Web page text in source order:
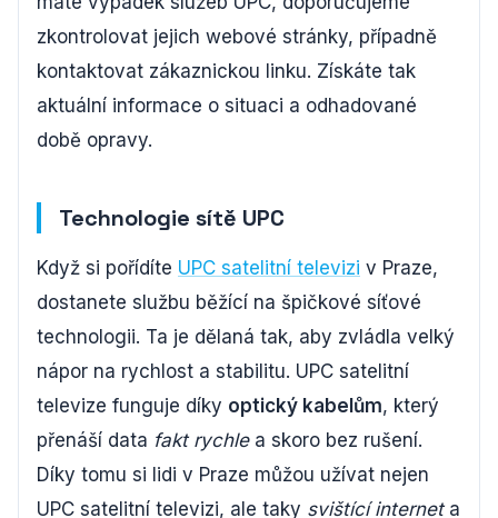
zkontrolovat jejich webové stránky, případně
kontaktovat zákaznickou linku. Získáte tak
aktuální informace o situaci a odhadované
době opravy.
Technologie sítě UPC
Když si pořídíte UPC satelitní televizi v Praze,
dostanete službu běžící na špičkové síťové
technologii. Ta je dělaná tak, aby zvládla velký
nápor na rychlost a stabilitu. UPC satelitní
televize funguje díky optický kabelům, který
přenáší data fakt rychlea skoro bez rušení.
Díky tomu si lidi v Praze můžou užívat nejen
UPC satelitní televizi, ale taky svištící interneta